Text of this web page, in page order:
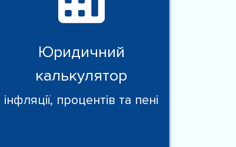
Юридичний
калькулятор
інфляції, процентів та пені